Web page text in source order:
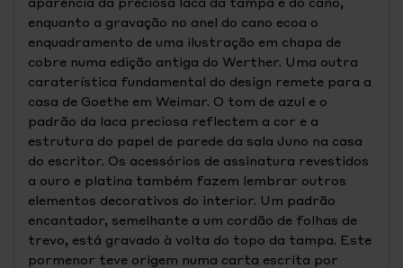
enquanto a gravação no anel do cano ecoa o
enquadramento de uma ilustração em chapa de
cobre numa edição antiga do Werther. Uma outra
caraterística fundamental do design remete para a
casa de Goethe em Weimar. O tom de azul e o
padrão da laca preciosa reflectem a cor e a
estrutura do papel de parede da sala Juno na casa
do escritor. Os acessórios de assinatura revestidos
a ouro e platina também fazem lembrar outros
elementos decorativos do interior. Um padrão
encantador, semelhante a um cordão de folhas de
trevo, está gravado à volta do topo da tampa. Este
pormenor teve origem numa carta escrita por